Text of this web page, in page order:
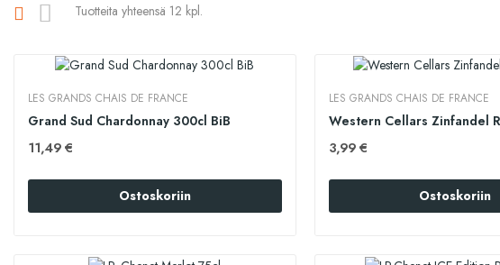
Tuotteita yhteensä 12 kpl.
LES GRANDS CHAIS DE FRANCE
Grand Sud Chardonnay 300cl BiB
11,49 €
Ostoskoriin
LES GRANDS CHAIS DE FRANCE
Western Cellars Zinfandel
3,99 €
Ostoskoriin